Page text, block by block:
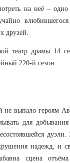
на неё –
друзей.
театр драмы 14
220-й сезон.
не выпало героям
для
дуэли.
надежд, и
сцена